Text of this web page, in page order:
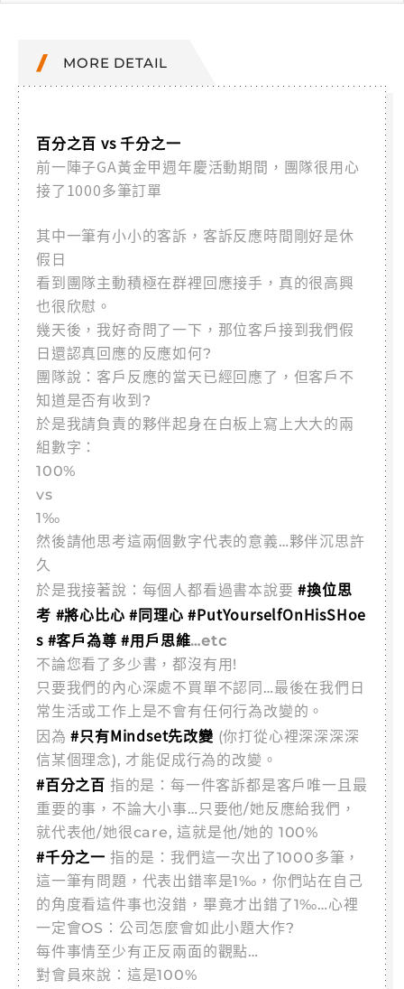
MORE DETAIL
百分之百 vs 千分之一
前一陣子GA黃金甲週年慶活動期間，團隊很用心
接了1000多筆訂單
其中一筆有小小的客訴，客訴反應時間剛好是休
假日
看到團隊主動積極在群裡回應接手，真的很高興
也很欣慰。
幾天後，我好奇問了一下，那位客戶接到我們假
日還認真回應的反應如何?
團隊說：客戶反應的當天已經回應了，但客戶不
知道是否有收到?
於是我請負責的夥伴起身在白板上寫上大大的兩
組數字：
100%
vs
1‰
然後請他思考這兩個數字代表的意義…夥伴沉思許
久
於是我接著說：每個人都看過書本說要#換位思
考 #將心比心 #同理心 #PutYourselfOnHisSHoe
s #客戶為尊 #用戶思維…etc
不論您看了多少書，都沒有用!
只要我們的內心深處不買單不認同…最後在我們日
常生活或工作上是不會有任何行為改變的。
因為#只有Mindset先改變 (你打從心裡深深深深
信某個理念), 才能促成行為的改變。
#百分之百 指的是：每一件客訴都是客戶唯一且最
重要的事，不論大小事…只要他/她反應給我們，
就代表他/她很care, 這就是他/她的 100%
#千分之一 指的是：我們這一次出了1000多筆，
這一筆有問題，代表出錯率是1‰，你們站在自己
的角度看這件事也沒錯，畢竟才出錯了1‰…心裡
一定會OS：公司怎麼會如此小題大作?
每件事情至少有正反兩面的觀點…
對會員來說：這是100%